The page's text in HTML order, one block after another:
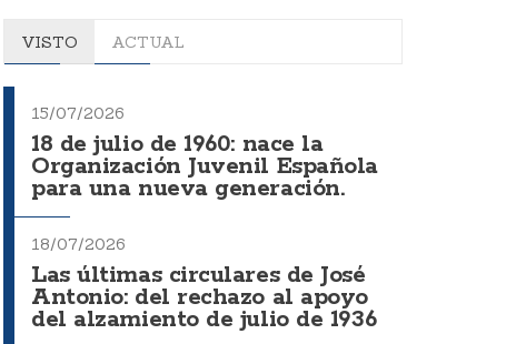
VISTO ACTUAL
15/07/2026
18 de julio de 1960: nace la
Organización Juvenil Española
para una nueva generación.
18/07/2026
Las últimas circulares de José
Antonio: del rechazo al apoyo
del alzamiento de julio de 1936